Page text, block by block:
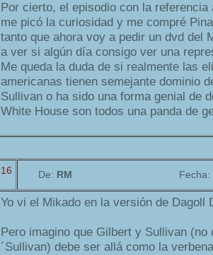
Por cierto, el episodio con la
me picó la curiosidad y me compré
tanto que ahora voy a pedir un dvd del
a ver si algún día consigo ver una
Me queda la duda de si realmente las
americanas tienen semejante dominio
Sullivan o ha sido una forma genial de
White House son todos una panda de
16 De: RM Fecha:
Yo vi el Mikado en la versión de Dagoll
Pero imagino que Gilbert y Sullivan
´Sullivan) debe ser allá como la